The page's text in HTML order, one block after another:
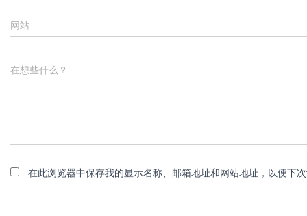
网站
在想些什么？
在此浏览器中保存我的显示名称、邮箱地址和网站地址，以便下